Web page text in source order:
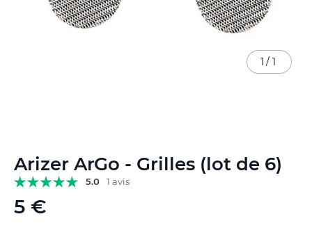
Arizer ArGo - Grilles (lot de 6)
5.0 1 avis
5 €
1 / 1
to
the
beginning
of